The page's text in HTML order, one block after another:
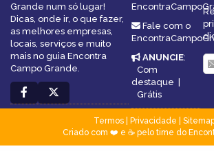
Grande num só lugar!
Dicas, onde ir, o que fazer,
as melhores empresas,
locais, serviços e muito
mais no guia Encontra
Campo Grande.
Fale com o
ANUNCIE:
Com
destaque |
Grátis
Termos| Privacidade
Criado com ❤️ e ☕ pelo time do